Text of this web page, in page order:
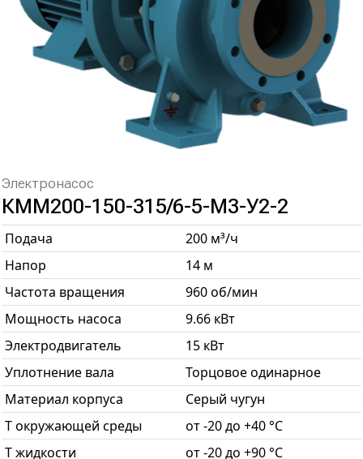
Электронасос
КММ200-150-315/6-5-М3-У2-2
Подача
200 м³/ч
Напор
14 м
Частота вращения
960 об/мин
Мощность насоса
9.66 кВт
Электродвигатель
15 кВт
Уплотнение вала
Торцовое одинарное
Материал корпуса
Серый чугун
T окружающей среды
от -20 до +40 °С
T жидкости
от -20 до +90 °С